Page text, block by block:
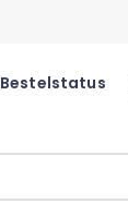
Bestelstatus